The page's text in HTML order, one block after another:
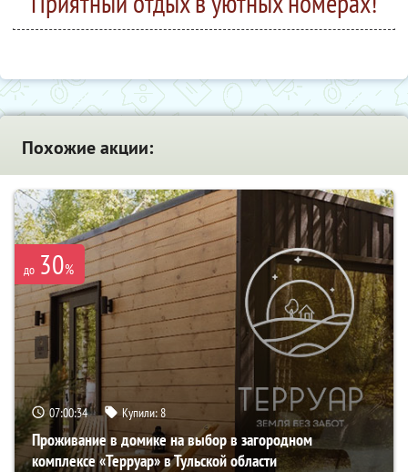
Похожие акции:
до 30%
07:00:33 Купили:8
Проживание в домике на выбор в загородном
комплексе «Терруар» в Тульской области